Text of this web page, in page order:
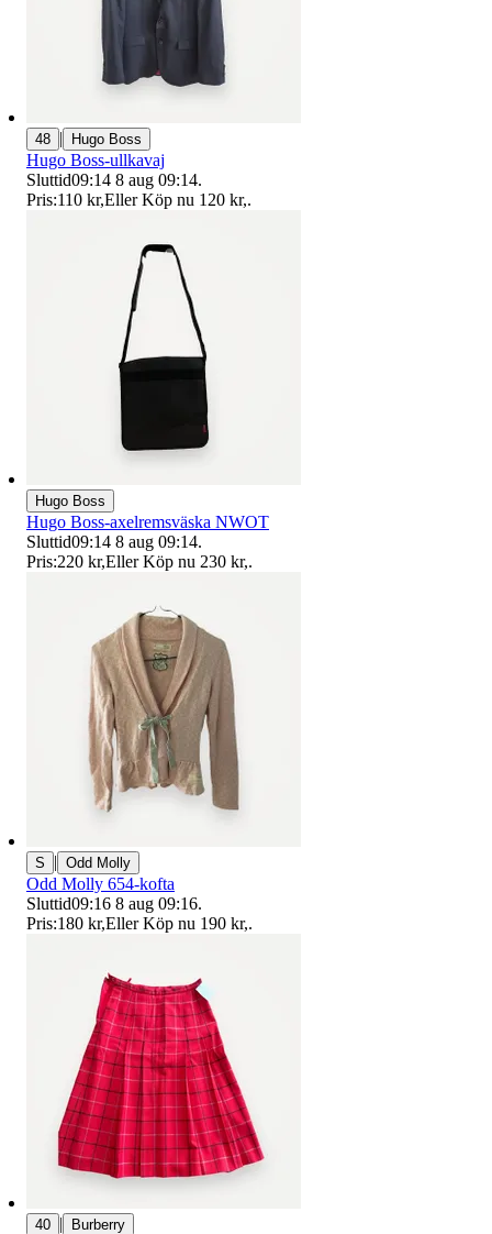
48 | Hugo Boss
Hugo Boss-ullkavaj
Sluttid09:14 8 aug 09:14.
Pris:110 kr,Eller Köp nu 120 kr,.
Hugo Boss
Hugo Boss-axelremsväska NWOT
Sluttid09:14 8 aug 09:14.
Pris:220 kr,Eller Köp nu 230 kr,.
S | Odd Molly
Odd Molly 654-kofta
Sluttid09:16 8 aug 09:16.
Pris:180 kr,Eller Köp nu 190 kr,.
40 | Burberry